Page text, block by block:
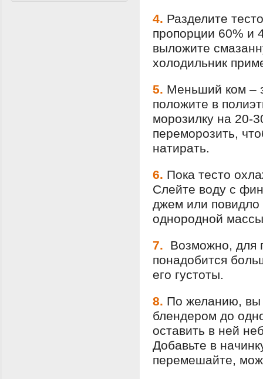
4. Разделите
пропорции 60% и
выложите
холодильник
5. Меньший ком –
положите в
морозилку на 20-
переморозить,
натирать.
6. Пока тесто
Слейте воду с
джем или повидло
однородной
7.
Возможно, для
понадобится
его густоты.
8. По желанию, вы
блендером до
оставить в ней
Добавьте в
перемешайте,